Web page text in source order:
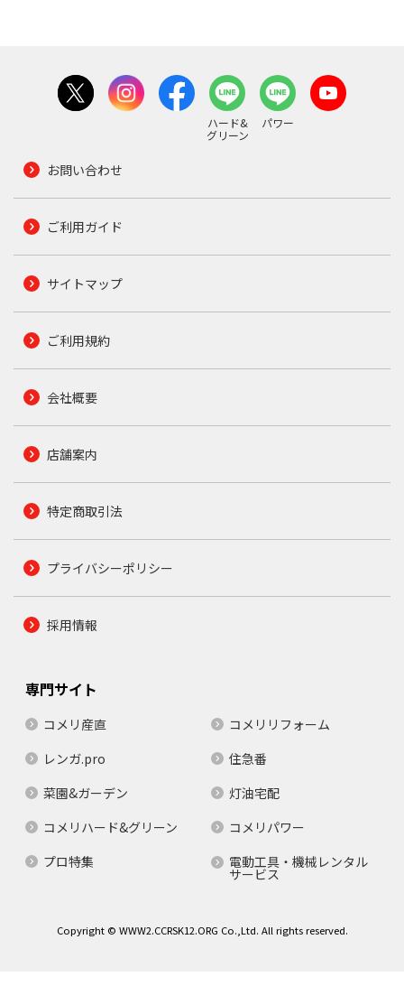
ハード&
グリーン
パワー
お問い合わせ
ご利用ガイド
サイトマップ
ご利用規約
会社概要
店舗案内
特定商取引法
プライバシーポリシー
採用情報
専門サイト
コメリ産直
コメリリフォーム
レンガ.pro
住急番
菜園&ガーデン
灯油宅配
コメリハード&グリーン
コメリパワー
プロ特集
電動工具・機械レンタル
サービス
Copyright © WWW2.CCRSK12.ORG Co.,Ltd. All rights reserved.